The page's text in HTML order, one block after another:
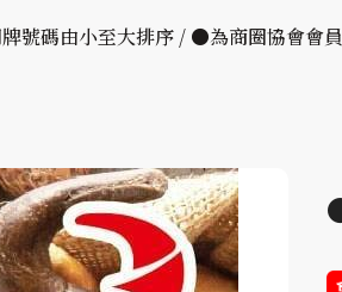
號碼由小至大排序 / ●為商圈協會會